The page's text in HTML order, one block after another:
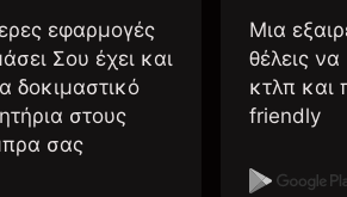
εφαρμογές
Σου έχει και
δοκιμαστικό
στους
σας
Μια
θέλεις
κτλπ και
friendly